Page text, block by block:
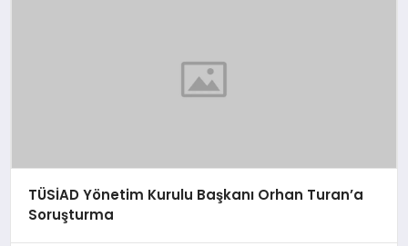
TÜSİAD Yönetim Kurulu Başkanı Orhan Turan’a
Soruşturma